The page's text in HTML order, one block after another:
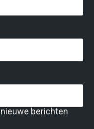
berichten